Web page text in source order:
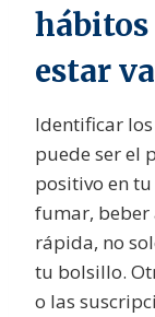
estar
Identificar los
puede ser el
positivo en
fumar, beber
rápida, no
tu bolsillo.
o las